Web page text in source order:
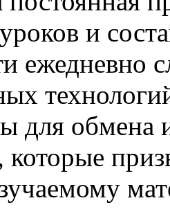
и
ежедневно
для обмена